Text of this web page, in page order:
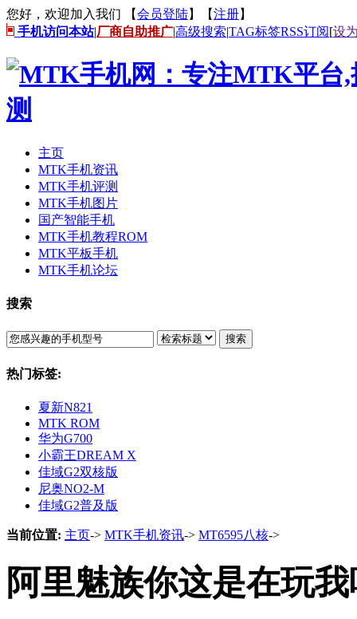
您好，欢迎加入我们 【会员登陆】【注册】
手机访问本站|厂商自助推广|高级搜索|TAG标签RSS订阅[设
主页
MTK手机资讯
MTK手机评测
MTK手机图片
国产智能手机
MTK手机教程ROM
MTK平板手机
MTK手机论坛
搜索
搜索
热门标签:
夏新N821
MTK ROM
华为G700
小霸王DREAM X
佳域G2双核版
尼奥NO2-M
佳域G2普及版
当前位置: 主页-> MTK手机资讯-> MT6595八核->
阿里魅族你这是在玩